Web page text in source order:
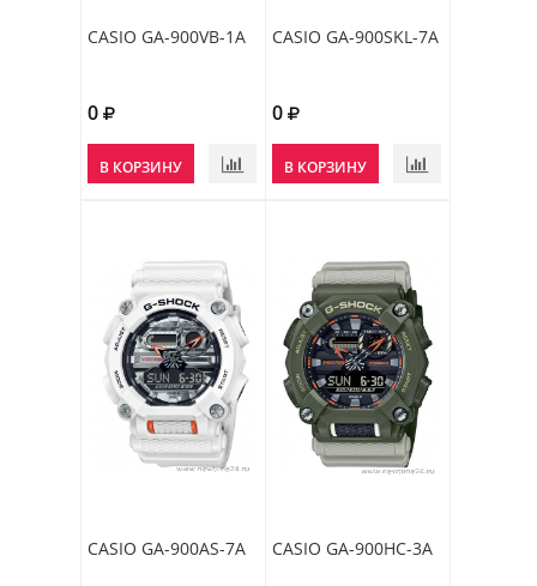
CASIO GA-900VB-1A
0
В КОРЗИНУ
CASIO GA-900SKL-7A
0
В КОРЗИНУ
CASIO GA-900AS-7A CASIO GA-900HC-3A